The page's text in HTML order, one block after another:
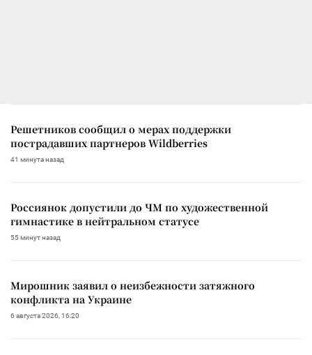
Решетников сообщил о мерах поддержки
пострадавших партнеров Wildberries
41 минута назад
Россиянок допустили до ЧМ по художественной
гимнастике в нейтральном статусе
55 минут назад
Мирошник заявил о неизбежности затяжного
конфликта на Украине
6 августа 2026, 16:20